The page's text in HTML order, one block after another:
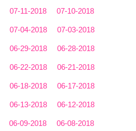
07-11-2018 07-10-2018
07-04-2018 07-03-2018
06-29-2018 06-28-2018
06-22-2018 06-21-2018
06-18-2018 06-17-2018
06-13-2018 06-12-2018
06-09-2018 06-08-2018